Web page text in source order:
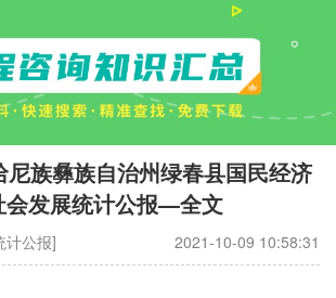
尼族彝族自治州绿春县国民经济
会发展统计公报—全文
计公报] 2021-10-09 10:58:31